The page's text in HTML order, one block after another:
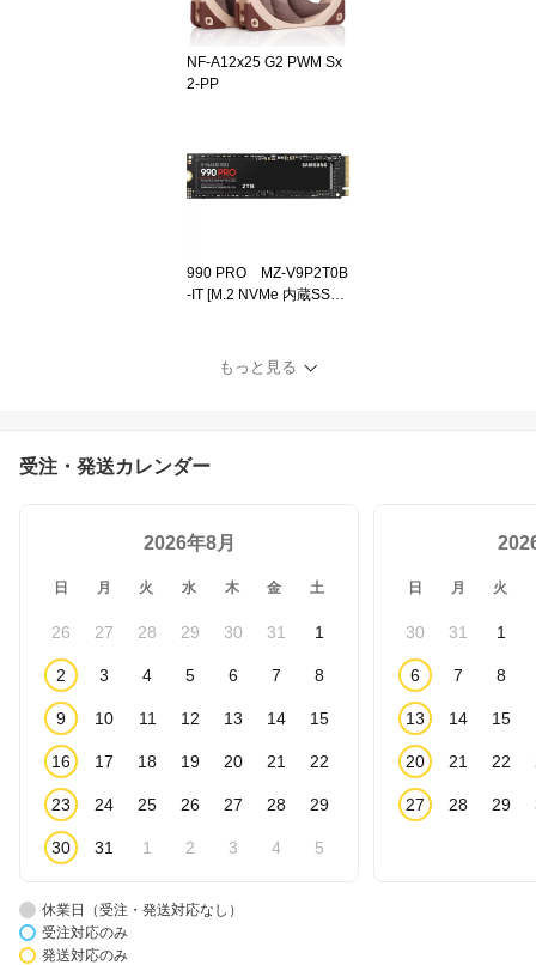
NF-A12x25 G2 PWM Sx
2-PP
990 PRO MZ-V9P2T0B
-IT [M.2 NVMe 内蔵SSD /
内正規代理店品]
もっと見る
受注・発送カレンダー
2026年8月
日 月 火 水 木 金 土
26 27 28 29 30 31 1
2 3 4 5 6 7 8
9 10 11 12 13 14 15
16 17 18 19 20 21 22
23 24 25 26 27 28 29
30 31 1 2 3 4 5
日 月 火
30 31 1
6 7 8
13 14 15
20 21 22
27 28 29
休業日（受注・発送対応なし）
受注対応のみ
発送対応のみ